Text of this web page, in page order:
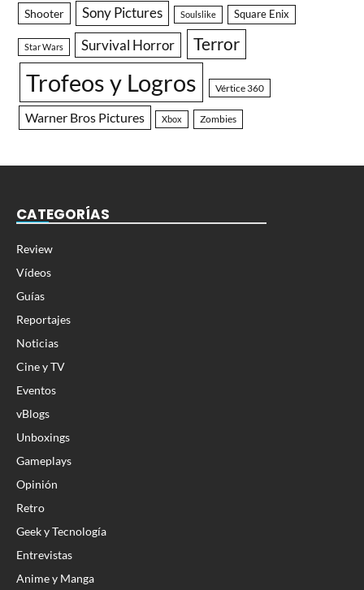
Shooter Sony Pictures Soulslike Square Enix
Star Wars Survival Horror Terror
Trofeos y Logros Vértice 360
Warner Bros Pictures Xbox Zombies
CATEGORÍAS
Review
Vídeos
Guías
Reportajes
Noticias
Cine y TV
Eventos
vBlogs
Unboxings
Gameplays
Opinión
Retro
Geek y Tecnología
Entrevistas
Anime y Manga